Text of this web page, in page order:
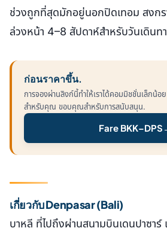
ช่วงถูกที่สุดมักอยู่นอกปิดเทอม สงกร
ล่วงหน้า 4–8 สัปดาห์สำหรับวันเดินท
ก่อนราคาขึ้น.
การจองผ่านลิงก์นี้ทำให้เราได้คอมมิชชั่นเล็กน้อ
สำหรับคุณ ขอบคุณสำหรับการสนับสนุน.
Fare BKK–DPS
เกี่ยวกับ Denpasar (Bali)
บาหลี ที่ไปถึงผ่านสนามบินเดนปาซาร์